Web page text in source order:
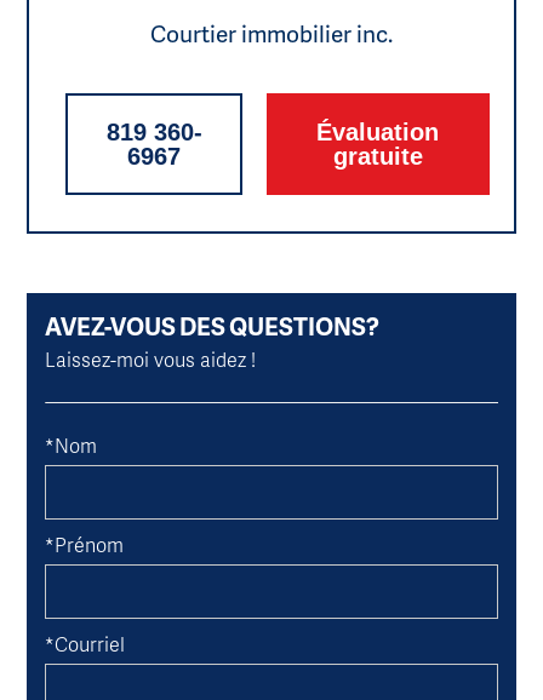
Courtier immobilier inc.
819 360-
6967
Évaluation
gratuite
AVEZ-VOUS DES QUESTIONS?
Laissez-moi vous aidez !
*Nom
*Prénom
*Courriel